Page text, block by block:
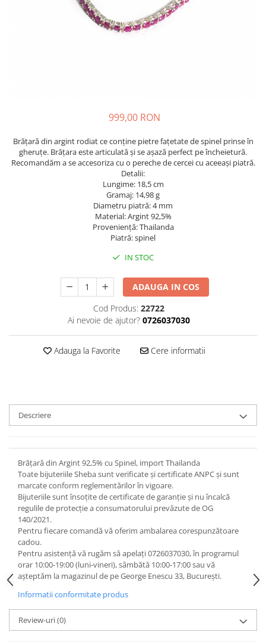
999,00 RON
Brățară din argint rodiat ce conține pietre fațetate de spinel prinse în
gheruţe. Brățara este articulată și se așază perfect pe încheietură.
Recomandăm a se accesoriza cu o pereche de cercei cu aceeași piatră.
Detalii:
Lungime: 18,5 cm
Gramaj: 14,98 g
Diametru piatră: 4 mm
Material: Argint 92,5%
Provenienţă: Thailanda
Piatră: spinel
IN STOC
ADAUGA IN COS
Cod Produs: 22722
Ai nevoie de ajutor? 0726037030
Adauga la Favorite Cere informatii
Descriere
Brăţară din Argint 92,5% cu Spinel, import Thailanda
Toate bijuteriile Sheba sunt verificate şi certificate ANPC și sunt
marcate conform reglementărilor în vigoare.
Bijuteriile sunt însoţite de certificate de garanţie și nu încalcă
regulile de protecție a consumatorului prevăzute de OG
140/2021.
Pentru fiecare comandă vă oferim ambalarea corespunzătoare
cadou.
Pentru asistență vă rugăm să apelați 0726037030, în programul
orar 10:00‐19:00 (luni‐vineri), sâmbătă 10:00‐17:00 sau vă
așteptăm la magazinul de pe George Enescu 33, București.
Informatii conformitate produs
Review-uri(0)